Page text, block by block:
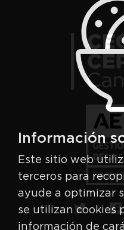
Información
Este sitio web
terceros para
ayude a optimizar
se utilizan cookies
información de